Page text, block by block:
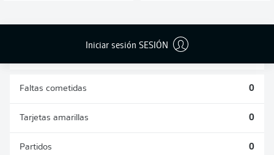
Iniciar sesión SESIÓN
DIVIDIDOS
0
AÉREOS
0
Faltas cometidas 0
Tarjetas amarillas 0
Partidos 0